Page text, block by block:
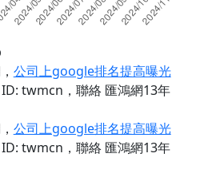
， 公司上google排名提高曝光
twmcn ，聯絡 匯鴻網13年
， 公司上google排名提高曝光
twmcn ，聯絡 匯鴻網13年